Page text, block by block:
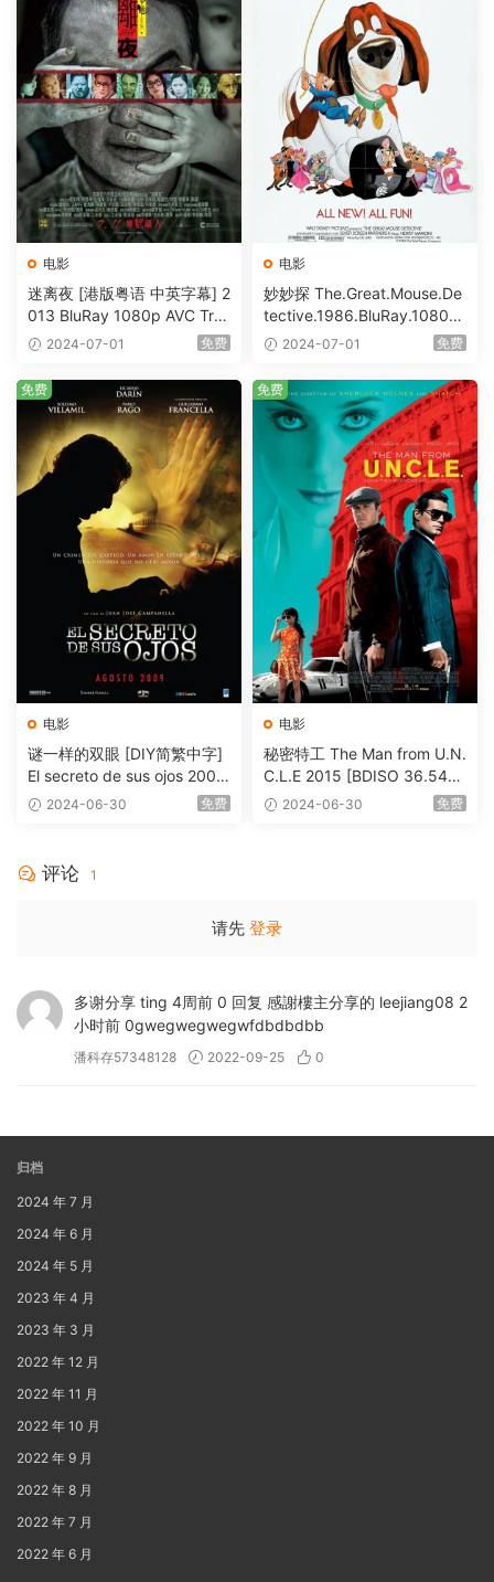
电影
迷离夜 [港版粤语 中英字幕] 2
013 BluRay 1080p AVC Tru
eHD5.1 [BDISO 22.64GB]
2024-07-01 免费
电影
妙妙探 The.Great.Mouse.De
tective.1986.BluRay.1080p.
AVC.DTS-HD.MA.5.1-HDHo
2024-07-01 免费
电影
谜一样的双眼 [DIY简繁中字]
El secreto de sus ojos 2009
1080p Blu-ray AVC DTS-HD
2024-06-30 免费
免费
电影
秘密特工 The Man from U.N.
C.L.E 2015 [BDISO 36.54G
B] 2024-06-30 免费
免费
评论 1
请先 登录
多谢分享 ting 4周前 0 回复 感謝樓主分享的 leejiang08 2
小时前 0gwegwegwegwfdbdbdbb
潘科存57348128 2022-09-25 0
归档
2024 年 7 月
2024 年 6 月
2024 年 5 月
2023 年 4 月
2023 年 3 月
2022 年 12 月
2022 年 11 月
2022 年 10 月
2022 年 9 月
2022 年 8 月
2022 年 7 月
2022 年 6 月